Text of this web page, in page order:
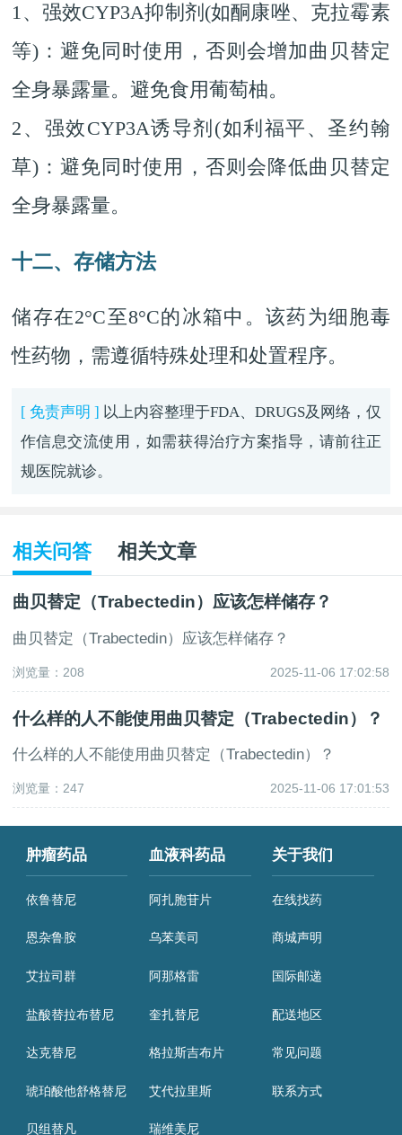
1、强效CYP3A抑制剂(如酮康唑、克拉霉素
等)：避免同时使用，否则会增加曲贝替定
全身暴露量。避免食用葡萄柚。
2、强效CYP3A诱导剂(如利福平、圣约翰
草)：避免同时使用，否则会降低曲贝替定
全身暴露量。
十二、存储方法
储存在2°C至8°C的冰箱中。该药为细胞毒
性药物，需遵循特殊处理和处置程序。
[ 免责声明 ] 以上内容整理于FDA、DRUGS及网络，仅
作信息交流使用，如需获得治疗方案指导，请前往正
规医院就诊。
相关问答 相关文章
曲贝替定（Trabectedin）应该怎样储存？
曲贝替定（Trabectedin）应该怎样储存？
浏览量：208 2025-11-06 17:02:58
什么样的人不能使用曲贝替定（Trabectedin）？
什么样的人不能使用曲贝替定（Trabectedin）？
浏览量：247 2025-11-06 17:01:53
肿瘤药品
依鲁替尼
恩杂鲁胺
艾拉司群
盐酸替拉布替尼
达克替尼
琥珀酸他舒格替尼
贝组替凡
血液科药品
阿扎胞苷片
乌苯美司
阿那格雷
奎扎替尼
格拉斯吉布片
艾代拉里斯
瑞维美尼
关于我们
在线找药
商城声明
国际邮递
配送地区
常见问题
联系方式